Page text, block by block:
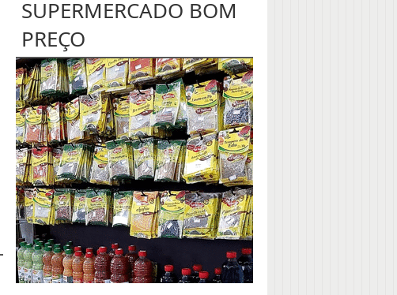
SUPERMERCADO BOM
PREÇO